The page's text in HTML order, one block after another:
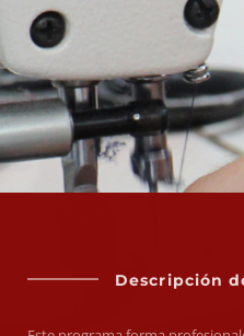
Descripción